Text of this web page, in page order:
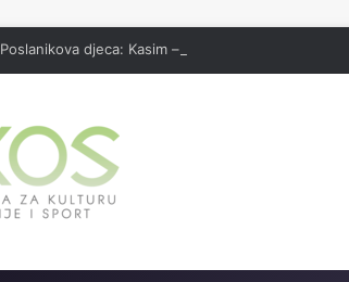
Poslanikova djeca: Kasim – prvi sin Muhammeda, a.s.